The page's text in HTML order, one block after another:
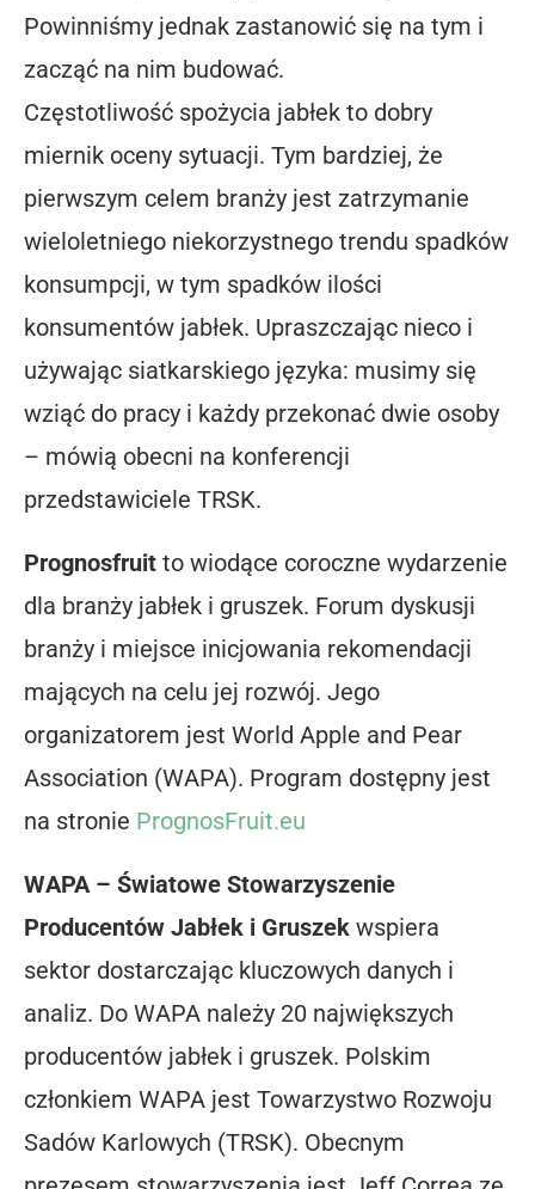
Powinniśmy jednak zastanowić się na tym i
zacząć na nim budować.
Częstotliwość spożycia jabłek to dobry
miernik oceny sytuacji. Tym bardziej, że
pierwszym celem branży jest zatrzymanie
wieloletniego niekorzystnego trendu spadków
konsumpcji, w tym spadków ilości
konsumentów jabłek. Upraszczając nieco i
używając siatkarskiego języka: musimy się
wziąć do pracy i każdy przekonać dwie osoby
– mówią obecni na konferencji
przedstawiciele TRSK.
Prognosfruit to wiodące coroczne wydarzenie
dla branży jabłek i gruszek. Forum dyskusji
branży i miejsce inicjowania rekomendacji
mających na celu jej rozwój. Jego
organizatorem jest World Apple and Pear
Association (WAPA). Program dostępny jest
na stronie PrognosFruit.eu
WAPA – Światowe Stowarzyszenie
Producentów Jabłek i Gruszek wspiera
sektor dostarczając kluczowych danych i
analiz. Do WAPA należy 20 największych
producentów jabłek i gruszek. Polskim
członkiem WAPA jest Towarzystwo Rozwoju
Sadów Karlowych (TRSK). Obecnym